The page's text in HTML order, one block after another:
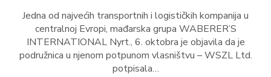
Jedna od najvećih transportnih i logističkih kompanija u
centralnoj Evropi, mađarska grupa WABERER’S
INTERNATIONAL Nyrt., 6. oktobra je objavila da je
podružnica u njenom potpunom vlasništvu – WSZL Ltd.
potpisala…